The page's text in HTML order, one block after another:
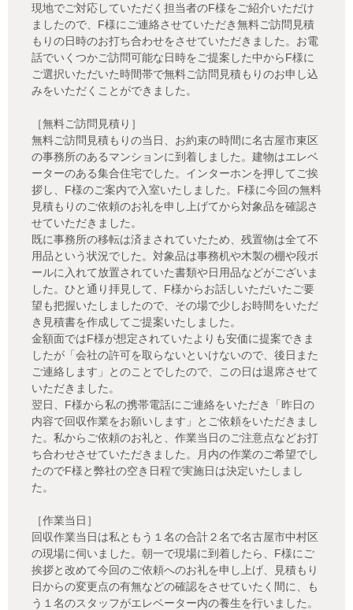
現地でご対応していただく担当者のF様をご紹介いただけ
ましたので、F様にご連絡させていただき無料ご訪問見積
もりの日時のお打ち合わせをさせていただきました。お電
話でいくつかご訪問可能な日時をご提案した中からF様に
ご選択いただいた時間帯で無料ご訪問見積もりのお申し込
みをいただくことができました。
［無料ご訪問見積り］
無料ご訪問見積もりの当日、お約束の時間に名古屋市東区
の事務所のあるマンションに到着しました。建物はエレベ
ーターのある集合住宅でした。インターホンを押してご挨
拶し、F様のご案内で入室いたしました。F様に今回の無料
見積もりのご依頼のお礼を申し上げてから対象品を確認さ
せていただきました。
既に事務所の移転は済まされていたため、残置物は全て不
用品という状況でした。対象品は事務机や木製の棚や段ボ
ールに入れて放置されていた書類や日用品などがございま
した。ひと通り拝見して、F様からお話しいただいたご要
望も把握いたしましたので、その場で少しお時間をいただ
き見積書を作成してご提案いたしました。
金額面ではF様が想定されていたよりも安価に提案できま
したが「会社の許可を取らないといけないので、後日また
ご連絡します」とのことでしたので、この日は退席させて
いただきました。
翌日、F様から私の携帯電話にご連絡をいただき「昨日の
内容で回収作業をお願いします」とご依頼をいただきまし
た。私からご依頼のお礼と、作業当日のご注意点などお打
ち合わせさせていただきました。月内の作業のご希望でし
たのでF様と弊社の空き日程で実施日は決定いたしまし
た。
［作業当日］
回収作業当日は私ともう１名の合計２名で名古屋市中村区
の現場に伺いました。朝一で現場に到着したら、F様にご
挨拶と改めて今回のご依頼へのお礼を申し上げ、見積もり
日からの変更点の有無などの確認をさせていたく間に、も
う１名のスタッフがエレベーター内の養生を行いました。